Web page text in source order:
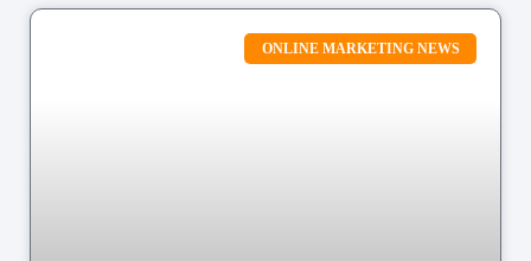
ONLINE MARKETING NEWS